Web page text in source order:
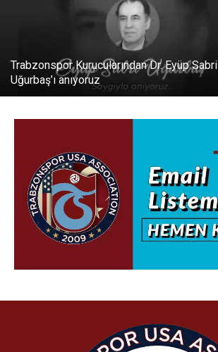
Trabzonspor Kurucularından Dr. Eyüp Sabri
Uğurbaş’ı anıyoruz